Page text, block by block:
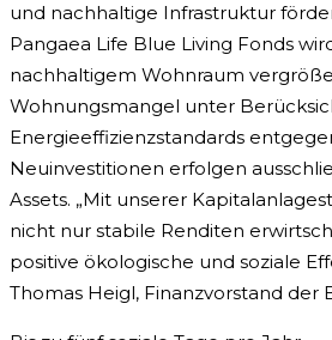
und nachhaltige Infrastruktur
Pangaea Life Blue Living Fonds
nachhaltigem Wohnraum
Wohnungsmangel unter
Energieeffizienzstandards
Neuinvestitionen erfolgen
Assets. „Mit unserer
nicht nur stabile Renditen
positive ökologische und soziale
Thomas Heigl, Finanzvorstand der